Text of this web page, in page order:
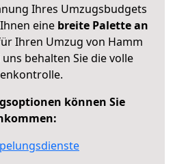
Ihres Umzugsbudgets
eine breite Palette an
Ihren Umzug von Hamm
behalten Sie die volle
können Sie